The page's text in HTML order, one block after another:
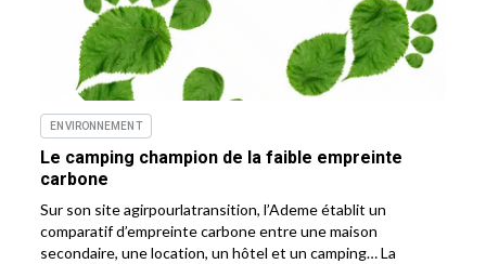
ENVIRONNEMENT
Le camping champion de la faible empreinte
carbone
Sur son site agirpourlatransition, l’Ademe établit un
comparatif d’empreinte carbone entre une maison
secondaire, une location, un hôtel et un camping… La